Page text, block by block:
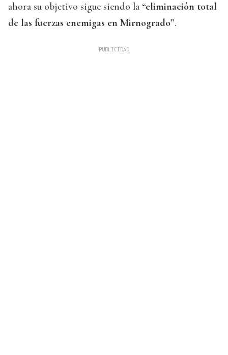
ahora su objetivo sigue siendo la “eliminación total
de las fuerzas enemigas en Mirnogrado”.